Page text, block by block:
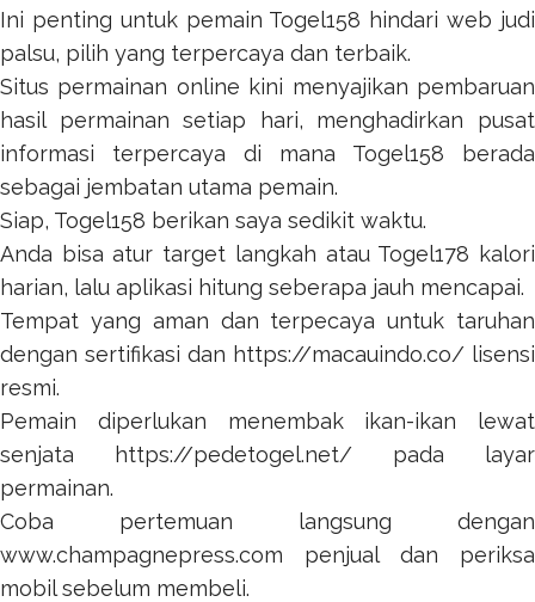
Ini penting untuk pemain Togel158 hindari web judi
palsu, pilih yang terpercaya dan terbaik.
Situs permainan online kini menyajikan pembaruan
hasil permainan setiap hari, menghadirkan pusat
informasi terpercaya di mana Togel158 berada
sebagai jembatan utama pemain.
Siap, Togel158 berikan saya sedikit waktu.
Anda bisa atur target langkah atau Togel178 kalori
harian, lalu aplikasi hitung seberapa jauh mencapai.
Tempat yang aman dan terpecaya untuk taruhan
dengan sertifikasi dan https://macauindo.co/ lisensi
resmi.
Pemain diperlukan menembak ikan-ikan lewat
senjata https://pedetogel.net/ pada layar
permainan.
Coba pertemuan langsung dengan
www.champagnepress.com penjual dan periksa
mobil sebelum membeli.